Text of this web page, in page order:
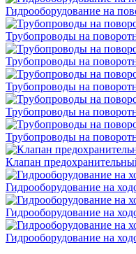
Гидрооборудование на
Трубопроводы на
Трубопроводы на
Трубопроводы на
Трубопроводы на
Трубопроводы на
Клапан
Гидрооборудование на
Гидрооборудование на
Гидрооборудование на